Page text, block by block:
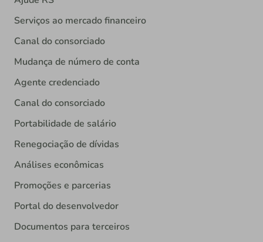
Serviços ao mercado financeiro
Canal do consorciado
Mudança de número de conta
Agente credenciado
Canal do consorciado
Portabilidade de salário
Renegociação de dívidas
Análises econômicas
Promoções e parcerias
Portal do desenvolvedor
Documentos para terceiros